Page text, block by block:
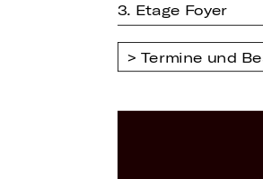
3. Etage Foyer
Termine und